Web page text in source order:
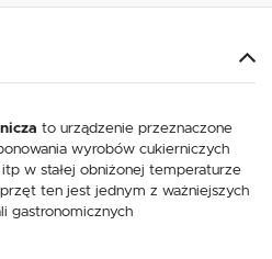
to urządzenie przeznaczone
wyrobów cukierniczych
w stałej obniżonej temperaturze
ten jest jednym z ważniejszych
gastronomicznych